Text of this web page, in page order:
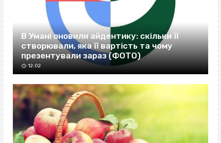
В Умані оновили айдентику: скільки її
створювали, яка її вартість та чому
презентували зараз (ФОТО)
12:02